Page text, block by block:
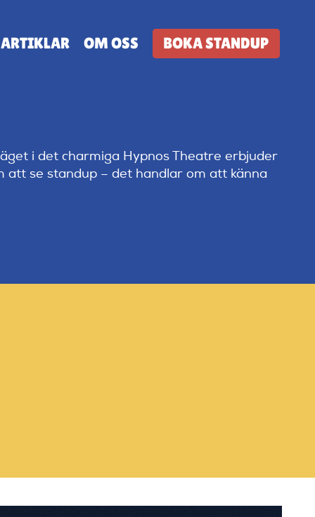
ARTIKLAR OM OSS BOKA STANDUP
i det charmiga Hypnos Theatre erbjuder
att se standup – det handlar om att känna